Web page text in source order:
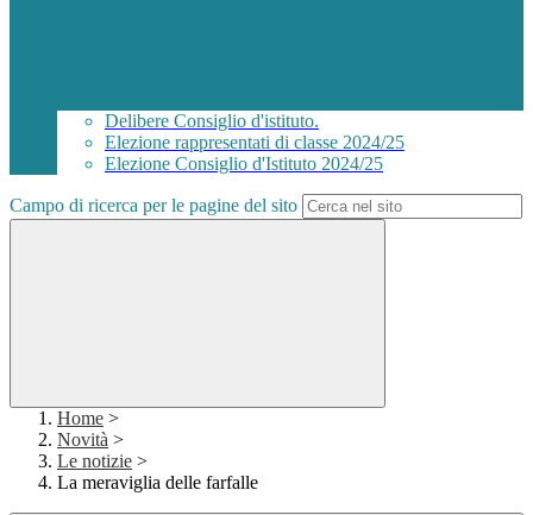
Delibere Consiglio d'istituto.
Elezione rappresentati di classe 2024/25
Elezione Consiglio d'Istituto 2024/25
Campo di ricerca per le pagine del sito
Home >
Novità >
Le notizie >
La meraviglia delle farfalle